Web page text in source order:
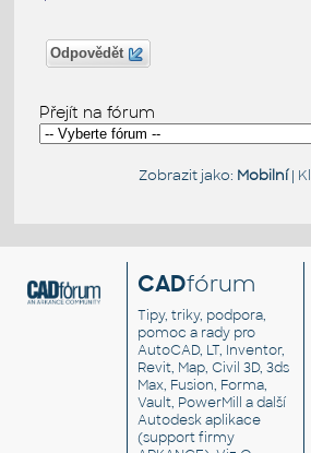
Odpovědět
Přejít na fórum
Zobrazit jako: Mobilní|
CADfórum
Tipy, triky, podpora,
pomoc a rady pro
AutoCAD, LT, Inventor,
Revit, Map, Civil 3D, 3ds
Max, Fusion, Forma,
Vault, PowerMill a další
Autodesk aplikace
(support firmy